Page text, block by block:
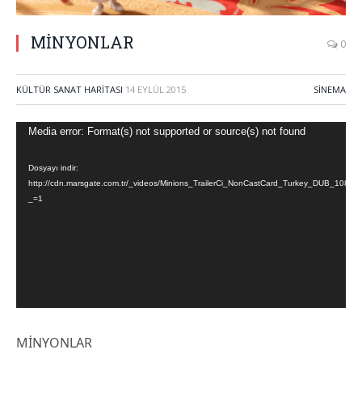
MİNYONLAR 0
KÜLTÜR SANAT HARITASI 14 EYLÜL 2015 SINEMA
Video
Media error: Format(s) not supported or source(s) not found
Dosyayı indir:
http://cdn.marsgate.com.tr/_videos/
_=1
MİNYONLAR